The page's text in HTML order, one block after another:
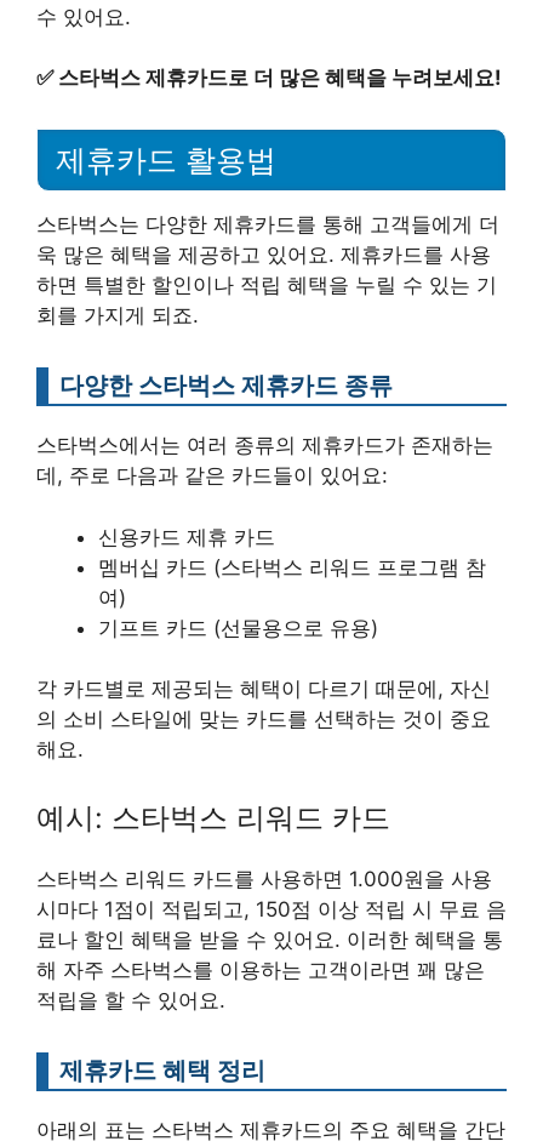
수 있어요.
✅ 스타벅스 제휴카드로 더 많은 혜택을 누려보세요!
제휴카드 활용법
스타벅스는 다양한 제휴카드를 통해 고객들에게 더
욱 많은 혜택을 제공하고 있어요. 제휴카드를 사용
하면 특별한 할인이나 적립 혜택을 누릴 수 있는 기
회를 가지게 되죠.
다양한 스타벅스 제휴카드 종류
스타벅스에서는 여러 종류의 제휴카드가 존재하는
데, 주로 다음과 같은 카드들이 있어요:
신용카드 제휴 카드
멤버십 카드 (스타벅스 리워드 프로그램 참
여)
기프트 카드 (선물용으로 유용)
각 카드별로 제공되는 혜택이 다르기 때문에, 자신
의 소비 스타일에 맞는 카드를 선택하는 것이 중요
해요.
예시: 스타벅스 리워드 카드
스타벅스 리워드 카드를 사용하면 1.000원을 사용
시마다 1점이 적립되고, 150점 이상 적립 시 무료 음
료나 할인 혜택을 받을 수 있어요. 이러한 혜택을 통
해 자주 스타벅스를 이용하는 고객이라면 꽤 많은
적립을 할 수 있어요.
제휴카드 혜택 정리
아래의 표는 스타벅스 제휴카드의 주요 혜택을 간단